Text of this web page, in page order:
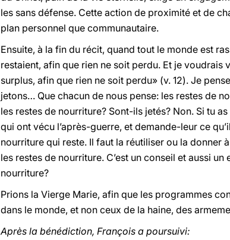
les sans défense. Cette action de proximité et de
plan personnel que communautaire.
Ensuite, à la fin du récit, quand tout le monde est
restaient, afin que rien ne soit perdu. Et je
surplus, afin que rien ne soit perdu» (v. 12). Je
jetons… Que chacun de nous pense: les restes de
les restes de nourriture? Sont-ils jetés? Non. Si tu
qui ont vécu l’après-guerre, et demande-leur ce
nourriture qui reste. Il faut la réutiliser ou la donner
les restes de nourriture. C’est un conseil et aussi
nourriture?
Prions la Vierge Marie, afin que les programmes
dans le monde, et non ceux de la haine, des
Après la bénédiction, François a poursuivi: